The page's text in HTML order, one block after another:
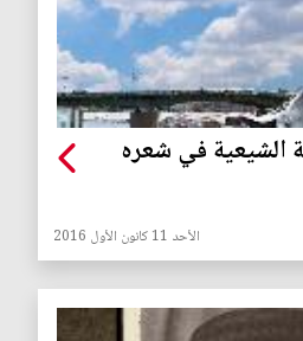
الشيعية في شعره
الأحد 11 كانون الأول 2016